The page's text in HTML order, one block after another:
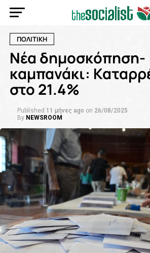
ΠΟΛΙΤΙΚΗ
Νέα δημοσκόπηση-
καμπανάκι:
στο 21.4%
Published 11 μήνες ago on 26/08/2025
By NEWSROOM